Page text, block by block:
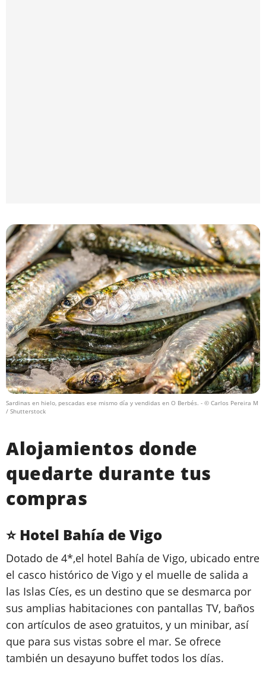
Sardinas en hielo, pescadas ese mismo día y vendidas en O Berbés. - © Carlos Pereira M
/ Shutterstock
Alojamientos donde
quedarte durante tus
compras
⭐ Hotel Bahía de Vigo
Dotado de 4*,el hotel Bahía de Vigo, ubicado entre
el casco histórico de Vigo y el muelle de salida a
las Islas Cíes, es un destino que se desmarca por
sus amplias habitaciones con pantallas TV, baños
con artículos de aseo gratuitos, y un minibar, así
que para sus vistas sobre el mar. Se ofrece
también un desayuno buffet todos los días.